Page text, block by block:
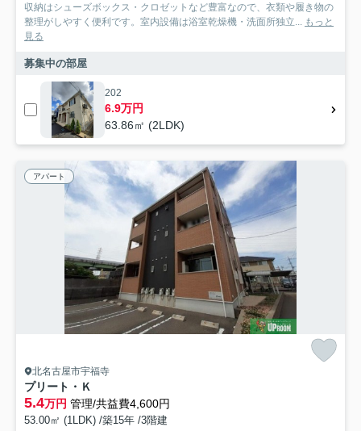
収納はシューズボックス・クロゼットなど豊富なので、衣類や履き物の
整理がしやすく便利です。室内設備は浴室乾燥機・洗面所独立... もっと
見る
募集中の部屋
202
6.9万円
63.86㎡ (2LDK)
アパート
北名古屋市宇福寺
プリート・Ｋ
5.4万円 管理/共益費4,600円
53.00㎡ (1LDK) /築15年 /3階建